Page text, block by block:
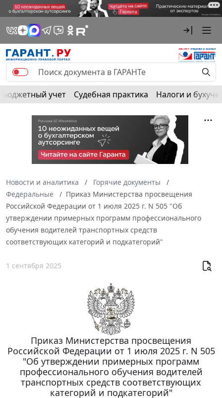
Бюджетный учет Судебная практика Налоги и
Новости и аналитика
Горячие документы
Федеральные
Приказ Министерства просвещения
Российской Федерации от 1 июля 2025 г. N 505 "Об
утверждении примерных программ профессионального
обучения водителей транспортных средств
соответствующих категорий и подкатегорий"
1 сентября 2025
Приказ Министерства просвещения
Российской Федерации от 1 июля 2025 г. N 505
"Об утверждении примерных программ
профессионального обучения водителей
транспортных средств соответствующих
категорий и подкатегорий"